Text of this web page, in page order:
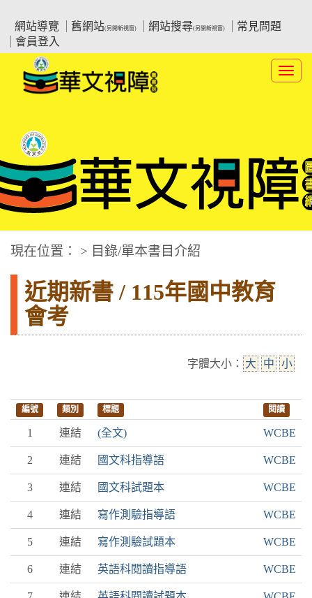
要
網站導覽
舊網站(另開新視窗) 網站搜尋(另開新視窗)
常見問題
會員登入
:::中央區塊
華文視障電子圖書網
現在位置： > 目錄/單本書目介紹
近期新書 / 115年國中教育
會考
字體大小： 大 中 小
編號 類別 標題 閱讀
1 連結 (全文) WCBE
2 連結 國文科指導語 WCBE
3 連結 國文科試題本 WCBE
4 連結 寫作測驗指導語 WCBE
5 連結 寫作測驗試題本 WCBE
6 連結 英語科閱讀指導語 WCBE